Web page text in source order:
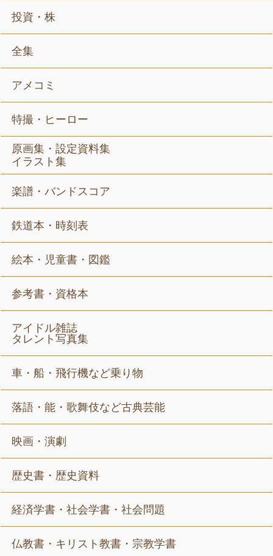
投資・株
全集
アメコミ
特撮・ヒーロー
原画集・設定資料集
イラスト集
楽譜・バンドスコア
鉄道本・時刻表
絵本・児童書・図鑑
参考書・資格本
アイドル雑誌
タレント写真集
車・船・飛行機など乗り物
落語・能・歌舞伎など古典芸能
映画・演劇
歴史書・歴史資料
経済学書・社会学書・社会問題
仏教書・キリスト教書・宗教学書